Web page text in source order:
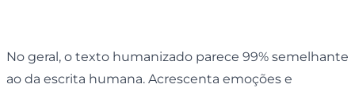
No geral, o texto humanizado parece 99% semelhante
ao da escrita humana. Acrescenta emoções e